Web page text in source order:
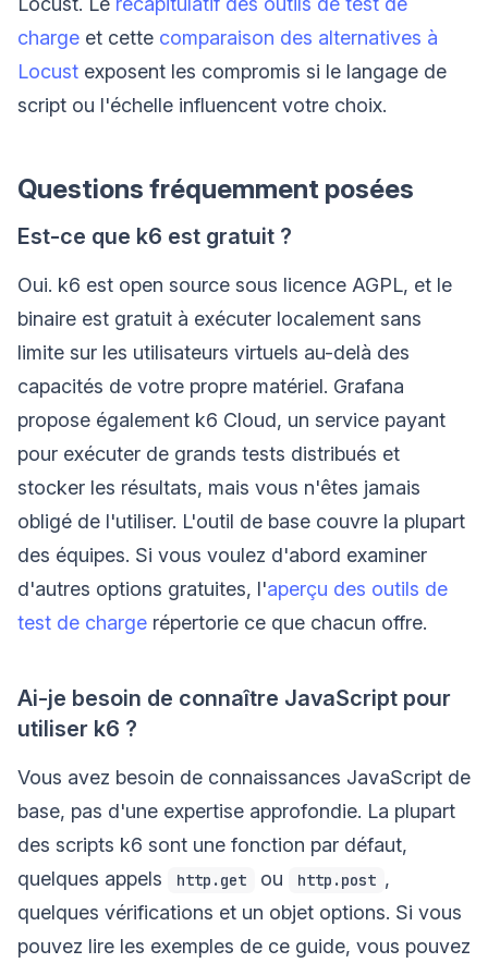
charge et cette comparaison des alternatives à
Locust exposent les compromis si le langage de
script ou l'échelle influencent votre choix.
Questions fréquemment posées
Est-ce que k6 est gratuit ?
Oui. k6 est open source sous licence AGPL, et le
binaire est gratuit à exécuter localement sans
limite sur les utilisateurs virtuels au-delà des
capacités de votre propre matériel. Grafana
propose également k6 Cloud, un service payant
pour exécuter de grands tests distribués et
stocker les résultats, mais vous n'êtes jamais
obligé de l'utiliser. L'outil de base couvre la plupart
des équipes. Si vous voulez d'abord examiner
d'autres options gratuites, l'aperçu des outils de
test de charge répertorie ce que chacun offre.
Ai-je besoin de connaître JavaScript pour
utiliser k6 ?
Vous avez besoin de connaissances JavaScript de
base, pas d'une expertise approfondie. La plupart
des scripts k6 sont une fonction par défaut,
quelques appels
http.get ou http.post ,
quelques vérifications et un objet options. Si vous
pouvez lire les exemples de ce guide, vous pouvez